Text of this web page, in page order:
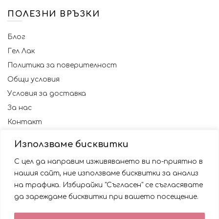
Използваме бисквитки
С цел да направим изживяването ви по-приятно в
нашия сайт, ние използваме бисквитки за анализ
на трафика. Избирайки "Съгласен" се съгласявате
да зареждаме бисквитки при вашето посещение.
ПОЛЕЗНИ ВРЪЗКИ
Блог
Гел Лак
Политика за поверителност
Общи условия
Условия за доставка
За нас
Контакт
Използваме бисквитки за да подобрим вашата